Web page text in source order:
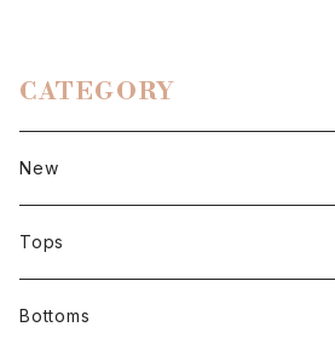
CATEGORY
New
Tops
Short sleeve
Bottoms